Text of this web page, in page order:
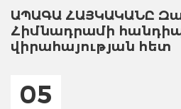
ԱՊԱԳԱ ՀԱՅԿԱԿԱՆԸ
Հիմնադրամի
վիրահայության հետ
05